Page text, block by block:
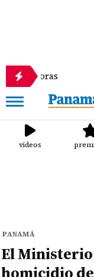
videos
PANAMÁ
El